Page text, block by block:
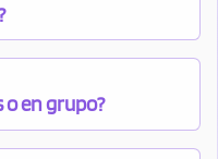
o en grupo?